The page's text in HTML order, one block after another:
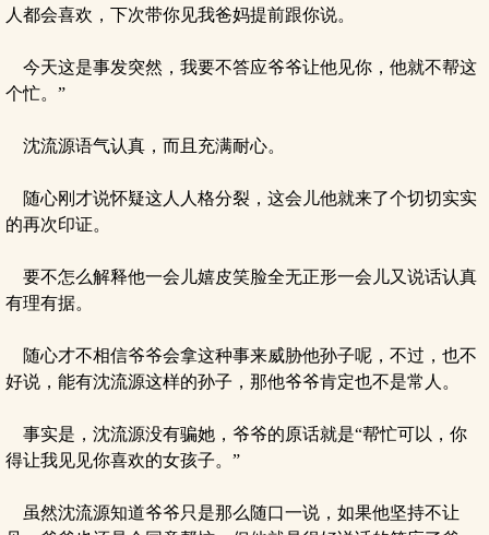
人都会喜欢，下次带你见我爸妈提前跟你说。
今天这是事发突然，我要不答应爷爷让他见你，他就不帮这
个忙。”
沈流源语气认真，而且充满耐心。
随心刚才说怀疑这人人格分裂，这会儿他就来了个切切实实
的再次印证。
要不怎么解释他一会儿嬉皮笑脸全无正形一会儿又说话认真
有理有据。
随心才不相信爷爷会拿这种事来威胁他孙子呢，不过，也不
好说，能有沈流源这样的孙子，那他爷爷肯定也不是常人。
事实是，沈流源没有骗她，爷爷的原话就是“帮忙可以，你
得让我见见你喜欢的女孩子。”
虽然沈流源知道爷爷只是那么随口一说，如果他坚持不让